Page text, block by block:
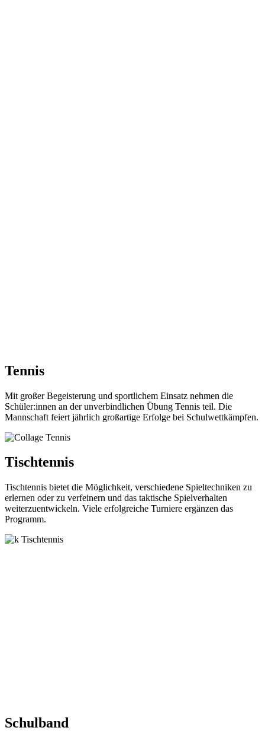
Tennis
Mit großer Begeisterung und sportlichem Einsatz nehmen die
Schüler:innen an der unverbindlichen Übung Tennis teil. Die
Mannschaft feiert jährlich großartige Erfolge bei Schulwettkämpfen.
Tischtennis
Tischtennis bietet die Möglichkeit, verschiedene Spieltechniken zu
erlernen oder zu verfeinern und das taktische Spielverhalten
weiterzuentwickeln. Viele erfolgreiche Turniere ergänzen das
Programm.
Schulband